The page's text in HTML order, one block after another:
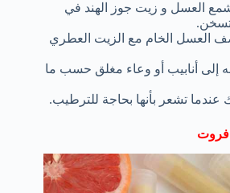
العسل و زيت جوز الهند في
تسخن.
العسل الخام مع الزيت العطري
إلى أنابيب أو وعاء مغلق حسب ما
تشعر بأنها بحاجة للترطيب.